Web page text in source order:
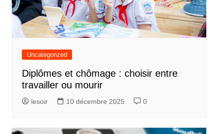
Uncategorized
Diplômes et chômage : choisir entre
travailler ou mourir
lesoir 10 décembre 2025 0